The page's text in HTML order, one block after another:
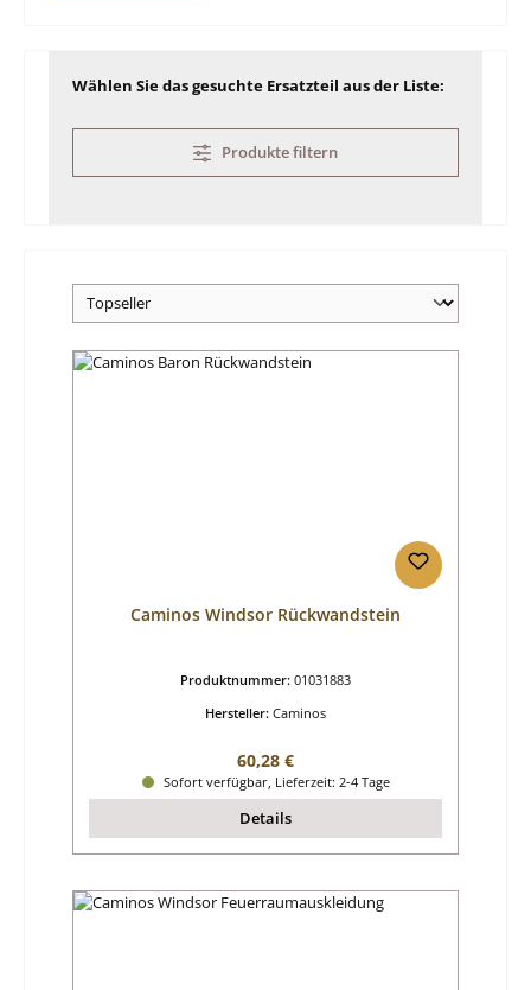
Wählen Sie das gesuchte Ersatzteil aus der Liste:
Produkte filtern
Caminos Windsor Rückwandstein
Produktnummer: 01031883
Hersteller: Caminos
Regulärer Preis:
60,28 €
Sofort verfügbar, Lieferzeit: 2-4 Tage
Details